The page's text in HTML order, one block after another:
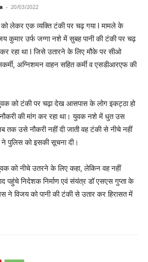
- 20/03/2022
को लेकर एक व्यक्ति टंकी पर चढ़ गया I मामले के
कुमार उर्फ जग्गा नशे में सुबह पानी की टंकी पर चढ़
कर रहा था I जिसे उतारने के लिए मौके पर सीओ
अग्निशमन वाहन सहित कर्मी व एसडीआरएफ की
को टंकी पर चढ़ा देख आसपास के लोग इकट्ठा हो
की मांग कर रहा था। युवक नशे में धुत उस
तक उसे नौकरी नहीं दी जाती वह टंकी से नीचे नहीं
ने पुलिस को इसकी सूचना दी।
को नीचे उतरने के लिए कहा, लेकिन वह नहीं
पहुंचे निदेशक निर्माण एवं संयंत्र डॉ एसएस गुप्ता के
ने विजय को पानी की टंकी से उतार कर हिरासत में